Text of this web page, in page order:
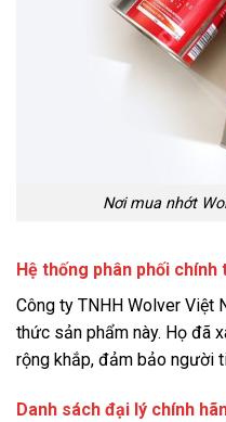
Nơi mua nhớt
Hệ thống phân phối
Công ty TNHH Wolver Việt
thức sản phẩm này. Họ đã
rộng khắp, đảm bảo người
Danh sách đại lý chính